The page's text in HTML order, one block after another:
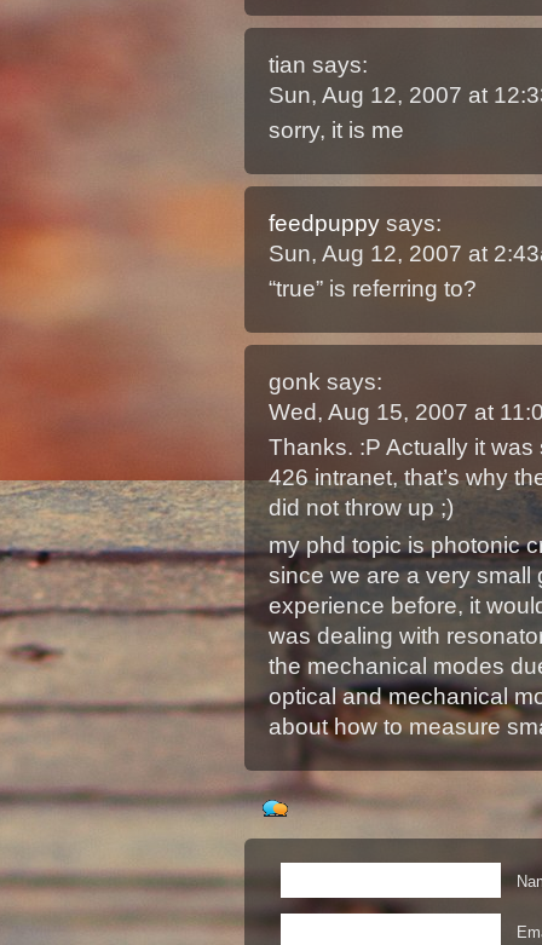
tian says:
Sun, Aug 12, 2007 at
sorry, it is me
feedpuppy says:
Sun, Aug 12, 2007 at
“true” is referring to?
gonk says:
Wed, Aug 15, 2007 at
Thanks. :P Actually it
426 intranet, that’s why
did not throw up ;)
my phd topic is photonic
since we are a very small
experience before, it
was dealing with
the mechanical modes
optical and mechanical
about how to measure